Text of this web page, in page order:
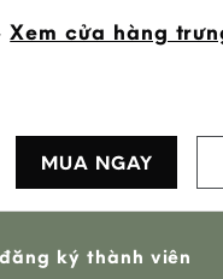
Xem cửa hàng
MUA NGAY
ký thành viên